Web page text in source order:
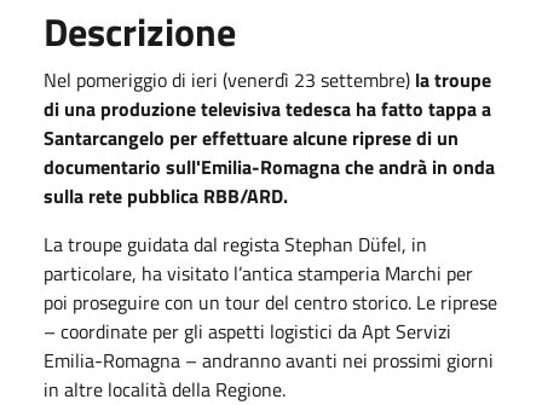
Descrizione
Nel pomeriggio di ieri (venerdì 23 settembre) la troupe
di una produzione televisiva tedesca ha fatto tappa a
Santarcangelo per effettuare alcune riprese di un
documentario sull'Emilia-Romagna che andrà in onda
sulla rete pubblica RBB/ARD.
La troupe guidata dal regista Stephan Düfel, in
particolare, ha visitato l’antica stamperia Marchi per
poi proseguire con un tour del centro storico. Le riprese
– coordinate per gli aspetti logistici da Apt Servizi
Emilia-Romagna – andranno avanti nei prossimi giorni
in altre località della Regione.